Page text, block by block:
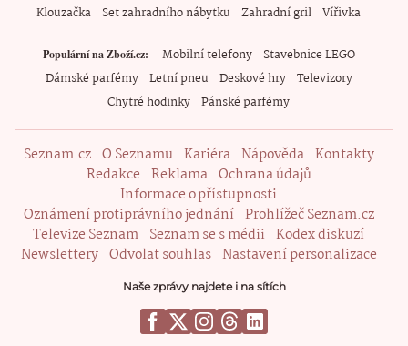
Klouzačka
Set zahradního nábytku Zahradní gril Vířivka
Populární na Zboží.cz Mobilní telefony
Stavebnice LEGO
Dámské parfémy Letní pneu Deskové hry Televizory
Chytré hodinky Pánské parfémy
Seznam.cz O Seznamu Kariéra Nápověda Kontakty
Redakce Reklama Ochrana údajů
Informace o přístupnosti
Oznámení protiprávního jednání Prohlížeč Seznam.cz
Televize Seznam Seznam se s médii Kodex diskuzí
Newslettery Odvolat souhlas Nastavení personalizace
Naše zprávy najdete i na sítích